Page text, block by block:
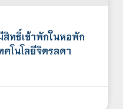
ทธิ์เข้าพักในหอพัก
โนโลยีจิตรลดา